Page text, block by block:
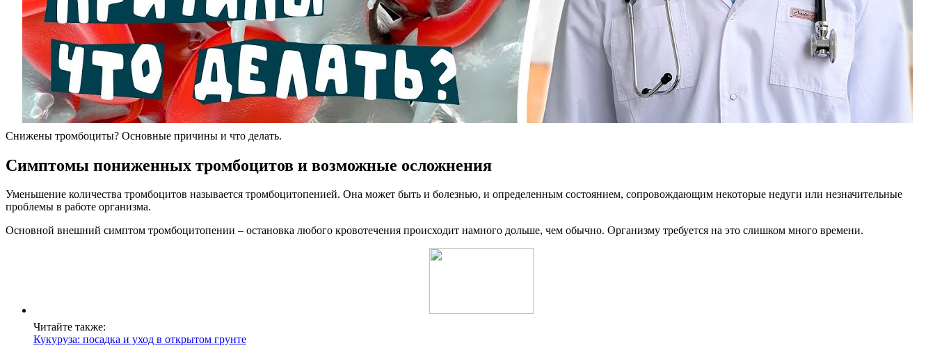
Снижены тромбоциты? Основные причины и что делать.
Симптомы пониженных тромбоцитов и возможные осложнения
Уменьшение количества тромбоцитов называется тромбоцитопенией. Она может быть и болезнью, и определенным состоянием, сопровождающим некоторые недуги или незначительные
проблемы в работе организма.
Основной внешний симптом тромбоцитопении – остановка любого кровотечения происходит намного дольше, чем обычно. Организму требуется на это слишком много времени.
Читайте также:
Кукуруза: посадка и уход в открытом грунте